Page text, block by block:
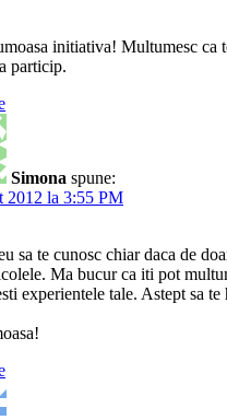
initiativa! Multumesc ca
particip.
Simona spune:
2012 la 3:55 PM
sa te cunosc chiar daca de
Ma bucur ca iti pot
experientele tale. Astept sa te